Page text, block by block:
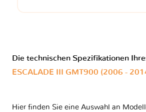
Die technischen Spezifikationen
ESCALADE III GMT900 (2006 -
Hier finden Sie eine Auswahl an